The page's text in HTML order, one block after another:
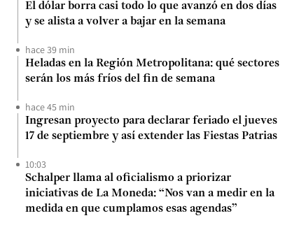
El dólar borra casi todo lo que avanzó en dos días
y se alista a volver a bajar en la semana
hace 39 min
Heladas en la Región Metropolitana: qué sectores
serán los más fríos del fin de semana
hace 45 min
Ingresan proyecto para declarar feriado el jueves
17 de septiembre y así extender las Fiestas Patrias
10:03
Schalper llama al oficialismo a priorizar
iniciativas de La Moneda: “Nos van a medir en la
medida en que cumplamos esas agendas”